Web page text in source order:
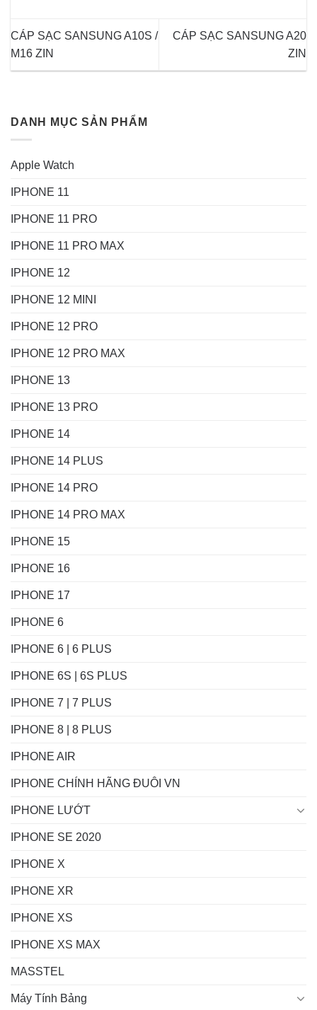
CÁP SẠC SANSUNG A10S /
M16 ZIN
CÁP SẠC SANSUNG A20
ZIN
DANH MỤC SẢN PHẨM
Apple Watch
IPHONE 11
IPHONE 11 PRO
IPHONE 11 PRO MAX
IPHONE 12
IPHONE 12 MINI
IPHONE 12 PRO
IPHONE 12 PRO MAX
IPHONE 13
IPHONE 13 PRO
IPHONE 14
IPHONE 14 PLUS
IPHONE 14 PRO
IPHONE 14 PRO MAX
IPHONE 15
IPHONE 16
IPHONE 17
IPHONE 6
IPHONE 6 | 6 PLUS
IPHONE 6S | 6S PLUS
IPHONE 7 | 7 PLUS
IPHONE 8 | 8 PLUS
IPHONE AIR
IPHONE CHÍNH HÃNG ĐUÔI VN
IPHONE LƯỚT
IPHONE SE 2020
IPHONE X
IPHONE XR
IPHONE XS
IPHONE XS MAX
MASSTEL
Máy Tính Bảng